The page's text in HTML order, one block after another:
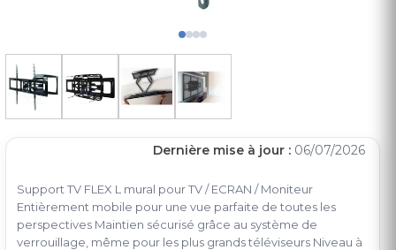
Support TV FLEX L mural pour TV / ECRAN / Moniteur
Entièrement mobile pour une vue parfaite de toutes les
perspectives Maintien sécurisé grâce au système de
verrouillage, même pour les plus grands téléviseurs Niveau à
Dernière mise à jour : 06/07/2026